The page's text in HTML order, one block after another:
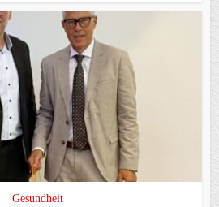
Gesundheit